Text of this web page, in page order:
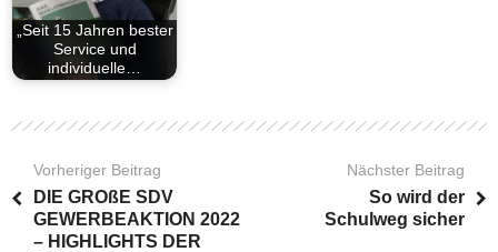
„Seit 15 Jahren bester
Service und
individuelle…
Vorheriger Beitrag
DIE GROßE SDV
GEWERBEAKTION 2022
– HIGHLIGHTS DER
Nächster Beitrag
So wird der
Schulweg sicher